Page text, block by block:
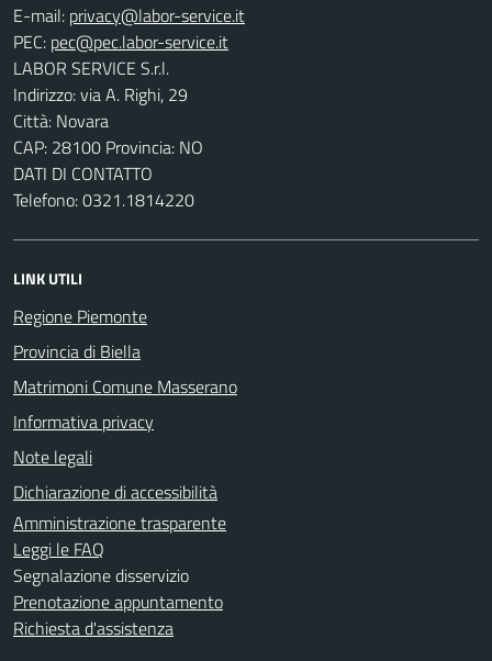
E-mail:
PEC:
LABOR SERVICE S.r.l.
Indirizzo: via A. Righi, 29
Città: Novara
CAP: 28100 Provincia: NO
DATI DI CONTATTO
Telefono: 0321.1814220
LINK UTILI
Regione Piemonte
Provincia di Biella
Matrimoni Comune Masserano
Informativa privacy
Note legali
Dichiarazione di accessibilità
Amministrazione trasparente
Leggi le FAQ
Segnalazione disservizio
Prenotazione appuntamento
Richiesta d'assistenza